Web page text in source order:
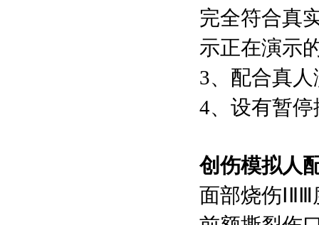
完全符合真
示正在演示
3、配合真
4、设有暂
创伤模拟人
面部烧伤ⅠⅡⅢ